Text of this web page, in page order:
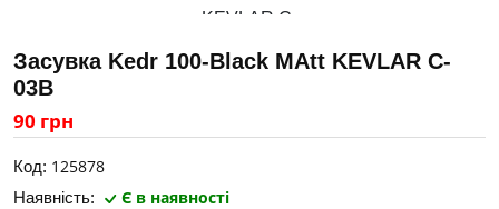
Засувка Kedr 100-Black MAtt KEVLAR C-
03В
90 грн
Код: 125878
Наявність: Є в наявності